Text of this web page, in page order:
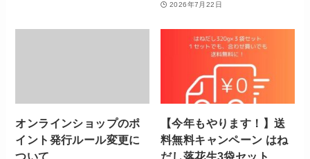
2026年7月22日
オンラインショップのポ
イント発行ルール変更に
【今年もやります！】送
料無料キャンペーン はね